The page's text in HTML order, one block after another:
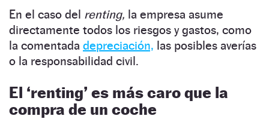
En el caso del renting, la empresa asume
directamente todos los riesgos y gastos, como
la comentada depreciación, las posibles averías
o la responsabilidad civil.
El ‘renting’ es más caro que la
compra de un coche